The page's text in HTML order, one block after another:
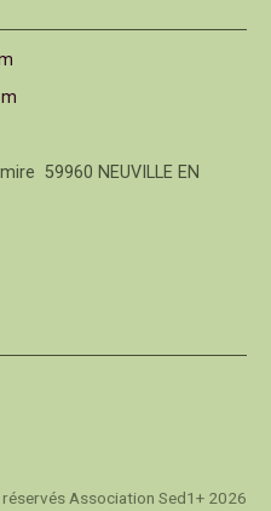
59960 NEUVILLE EN
Association Sed1+ 2026